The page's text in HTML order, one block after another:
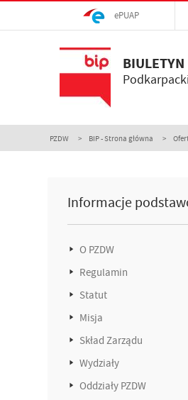
ePUAP
PZDW BIP - Strona główna
Informacje
O PZDW
Regulamin
Statut
Misja
Skład Zarządu
Wydziały
Oddziały PZDW